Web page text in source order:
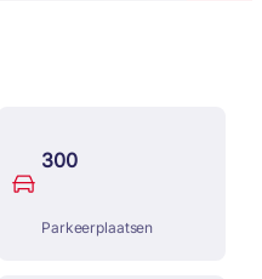
300
Parkeerplaatsen